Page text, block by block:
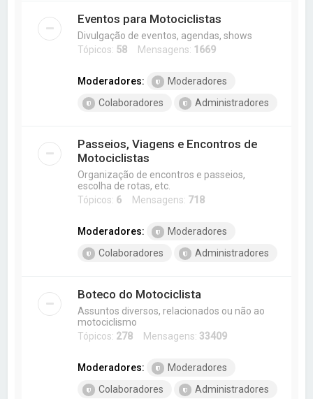
Eventos para Motociclistas
Divulgação de eventos, agendas, shows
Tópicos: 58 Mensagens: 1669
Moderadores:
Moderadores
Colaboradores
Administradores
Passeios, Viagens e Encontros de
Motociclistas
Organização de encontros e passeios,
escolha de rotas, etc.
Tópicos: 6 Mensagens: 718
Moderadores:
Moderadores
Colaboradores
Administradores
Boteco do Motociclista
Assuntos diversos, relacionados ou não ao
motociclismo
Tópicos: 278 Mensagens: 33409
Moderadores:
Moderadores
Colaboradores
Administradores